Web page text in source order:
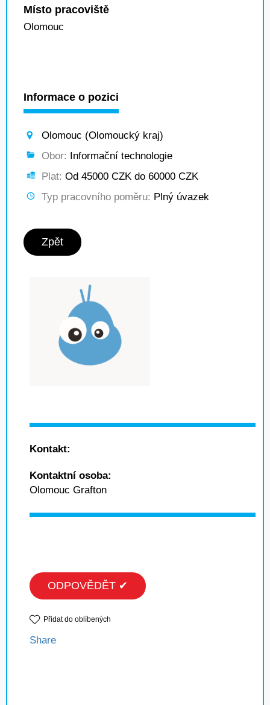
Místo pracoviště
Olomouc
Informace o pozici
Olomouc (Olomoucký kraj)
Obor: Informační technologie
Plat: Od 45000 CZK do 60000 CZK
Typ pracovního poměru: Plný úvazek
Zpět
Kontakt:
Kontaktní osoba:
Olomouc Grafton
ODPOVĚDĚT ✔
Přidat do oblíbených
Share